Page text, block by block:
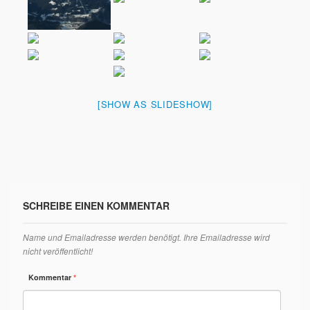
[SHOW AS SLIDESHOW]
SCHREIBE EINEN KOMMENTAR
Name und Emailadresse werden benötigt. Ihre Emailadresse wird
nicht veröffentlicht!
Kommentar*